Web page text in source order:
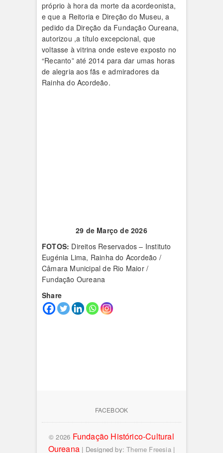
próprio à hora da morte da acordeonista,
e que a Reitoria e Direção do Museu, a
pedido da Direção da Fundação Oureana,
autorizou ,a título excepcional, que
voltasse à vitrina onde esteve exposto no
“Recanto” até 2014 para dar umas horas
de alegria aos fãs e admiradores da
Rainha do Acordeão.
29 de Março de 2026
FOTOS: Direitos Reservados – Instituto
Eugénia Lima, Rainha do Acordeão /
Câmara Municipal de Rio Maior /
Fundação Oureana
Share
FACEBOOK
© 2026 Fundação Histórico-Cultural
Oureana | Designed by:Theme Freesia|